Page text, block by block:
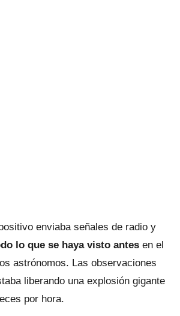
enviaba señales de radio y
lo que se haya visto antes en el
astrónomos. Las observaciones
liberando una explosión gigante
por hora.